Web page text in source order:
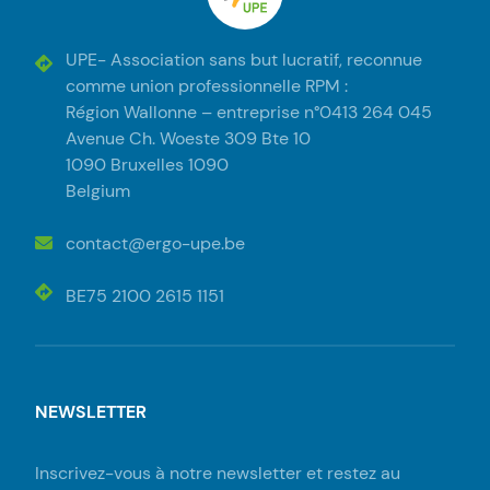
UPE- Association sans but lucratif, reconnue
comme union professionnelle RPM :
Région Wallonne – entreprise n°0413 264 045
Avenue Ch. Woeste 309 Bte 10
1090 Bruxelles 1090
Belgium
contact@ergo-upe.be
BE75 2100 2615 1151
NEWSLETTER
Inscrivez-vous à notre newsletter et restez au